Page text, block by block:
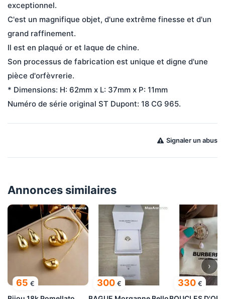
exceptionnel.
C'est un magnifique objet, d'une extrême finesse et d'un
grand raffinement.
Il est en plaqué or et laque de chine.
Son processus de fabrication est unique et digne d'une
pièce d'orfèvrerie.
* Dimensions: H: 62mm x L: 37mm x P: 11mm
Numéro de série original ST Dupont: 18 CG 965.
Signaler un abus
Annonces similaires
65 € 300 € 330 €
›